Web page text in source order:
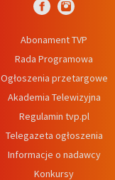
Abonament TVP
Rada Programowa
Ogłoszenia przetargowe
Akademia Telewizyjna
Regulamin tvp.pl
Telegazeta ogłoszenia
Informacje o nadawcy
Konkursy